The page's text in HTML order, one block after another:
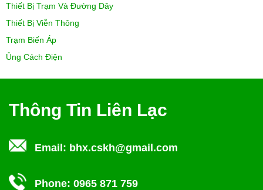
Thiết Bị Trạm Và Đường Dây
Thiết Bị Viễn Thông
Trạm Biến Áp
Ủng Cách Điện
Thông Tin Liên Lạc
Email: bhx.cskh@gmail.com
Phone: 0965 871 759